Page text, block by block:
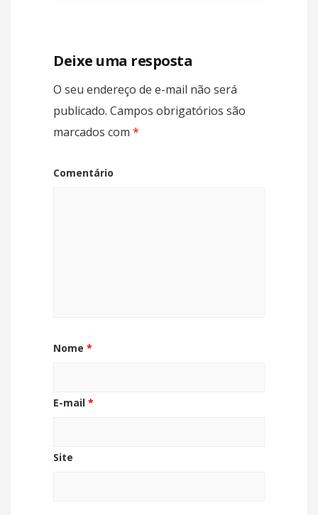
Deixe uma resposta
O seu endereço de e-mail não será
publicado. Campos obrigatórios são
marcados com *
Comentário
Nome *
E-mail *
Site